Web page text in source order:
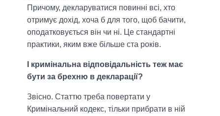
Причому, декларуватися повинні всі, хто
отримує дохід, хоча б для того, щоб бачити,
оподатковується він чи ні. Це стандартні
практики, яким вже більше ста років.
І кримінальна відповідальність теж має
бути за брехню в декларації?
Звісно. Статтю треба повертати у
Кримінальний кодекс, тільки прибрати в ній